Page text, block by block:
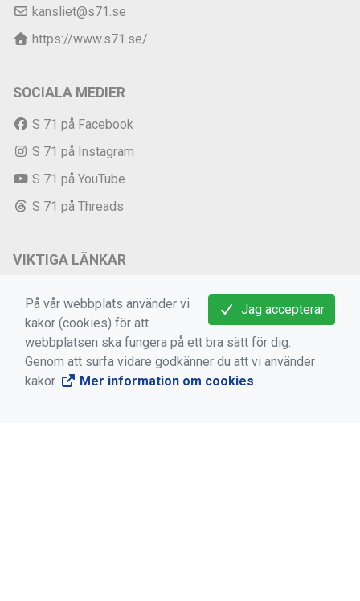
kansliet@s71.se
https://www.s71.se/
SOCIALA MEDIER
S 71 på Facebook
S 71 på Instagram
S 71 på YouTube
S 71 på Threads
VIKTIGA LÄNKAR
Bokningsvillkor
Dataskyddsförordningen (GDPR)
Mer information om cookies
Jag accepterar
På vår webbplats använder vi
kakor (cookies) för att
webbplatsen ska fungera på ett bra sätt för dig.
Genom att surfa vidare godkänner du att vi använder
kakor.
Mer information om cookies.